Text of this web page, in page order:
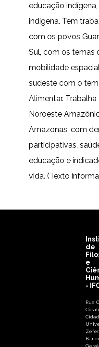
educação
indígena. Tem
com os povos
Sul, com os temas
mobilidade
sudeste com o
Alimentar.
Noroeste
Amazonas, com
participativas,
educação e
vida. (Texto
de
e
-
Rua
Barão